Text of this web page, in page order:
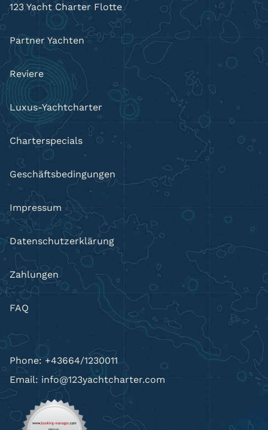
123 Yacht Charter Flotte
Partner Yachten
Reviere
Luxus-Yachtcharter
Charterspecials
Geschäftsbedingungen
Impressum
Datenschutzerklärung
Zahlungen
FAQ
Phone: +43664/1230011
Email: info@123yachtcharter.com